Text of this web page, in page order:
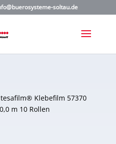
soltau.de
Klebefilm 57370
m 10 Rollen